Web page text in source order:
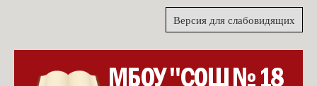
Версия для слабовидящих